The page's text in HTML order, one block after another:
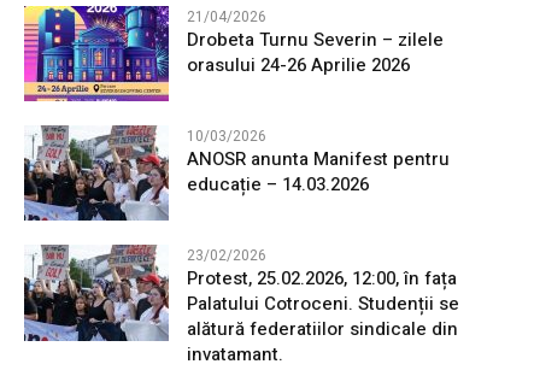
21/04/2026
Drobeta Turnu Severin – zilele
orasului 24-26 Aprilie 2026
10/03/2026
ANOSR anunta Manifest pentru
educație – 14.03.2026
23/02/2026
Protest, 25.02.2026, 12:00, în fața
Palatului Cotroceni. Studenții se
alătură federatiilor sindicale din
invatamant.